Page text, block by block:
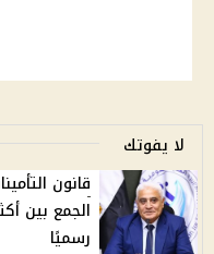
لا يفوتك
قانون
الجمع بين
رسميًا